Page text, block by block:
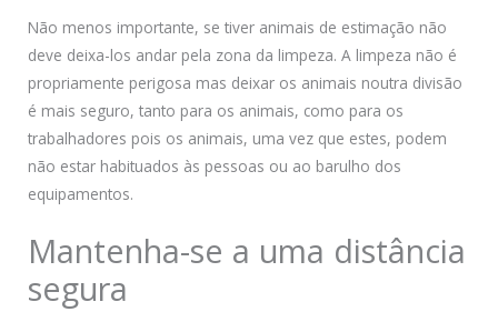
Não menos importante, se tiver animais de estimação não
deve deixa-los andar pela zona da limpeza. A limpeza não é
propriamente perigosa mas deixar os animais noutra divisão
é mais seguro, tanto para os animais, como para os
trabalhadores pois os animais, uma vez que estes, podem
não estar habituados às pessoas ou ao barulho dos
equipamentos.
Mantenha-se a uma distância
segura